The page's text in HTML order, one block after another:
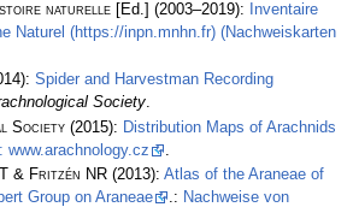
naturelle [Ed.] (2003–2019):
Inventaire
Naturel (https://inpn.mnhn.fr) (Nachweiskarten
Spider and Harvestman Recording
Society.
Society (2015): Distribution Maps of Arachnids
& Fritzén NR (2013): Atlas of the Araneae of
Group on Araneae
.: Nachweise von